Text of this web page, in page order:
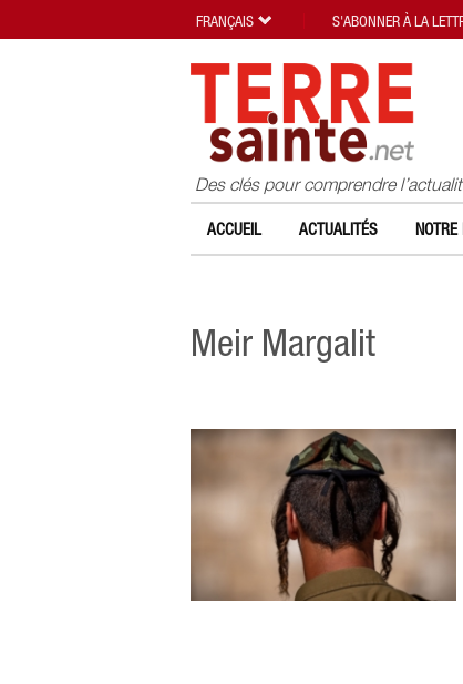
Des clés pour comprendre
ACCUEIL ACTUALITÉS
Meir Margalit
FRANÇAIS S'ABONNER À LA